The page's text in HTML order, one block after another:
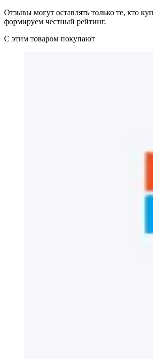
Отзывы могут оставлять только те, кто
формируем честный рейтинг.
С этим товаром покупают